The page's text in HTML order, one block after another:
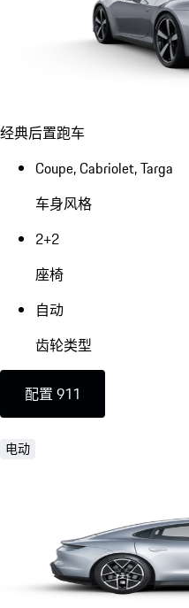
经典后置跑车
Coupe, Cabriolet, Targa
车身风格
2+2
座椅
自动
齿轮类型
配置 911
电动